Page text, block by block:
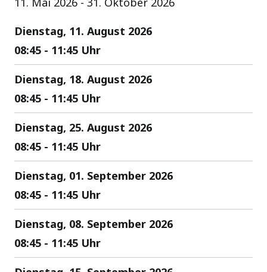
Dienstag, 11. August 2026
08:45 - 11:45 Uhr
Dienstag, 18. August 2026
08:45 - 11:45 Uhr
Dienstag, 25. August 2026
08:45 - 11:45 Uhr
Dienstag, 01. September 2026
08:45 - 11:45 Uhr
Dienstag, 08. September 2026
08:45 - 11:45 Uhr